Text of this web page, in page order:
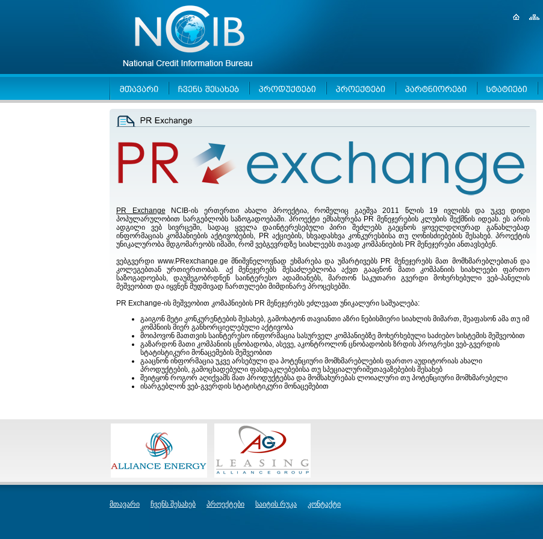
PR Exchange NCIB-ის ერთერთი ახალი პროექტია, რომელიც გაეშვა 2011 წლის 19 ივლისს და უკვე დიდი
პოპულარულობით სარგებლობს საზოგადოებაში. პროექტი ემსახურება PR მენეჯერების კლუბის შექმნის იდეას. ეს არის
ადგილი ვებ სივრცეში, სადაც ყველა დაინტერესებული პირი შეძლებს გაეცნოს ყოველდღიურად განახლებად
ინფორმაციას კომპანიების აქტივობების, PR აქციების, სხვადასხვა კონკურესბისა თუ ღონისძიებების შესახებ. პროექტის
უნიკალურობა მდგომარეობს იმაში, რომ ვებგევრდზე სიახლეებს თავად კომპანიების PR მენეჯერები ანთავსებენ.
ვებგვერდი www.PRexchange.ge მნიშვნელოვნად ეხმარება და უმარტივებს PR მენეჯერებს მათ მომხმარებლებთან და
კოლეგებთან ურთიერთობას. აქ მენეჯერებს შესაძლებლობა აქვთ გააცნონ მათი კომპანიის სიახლეები ფართო
საზოგადოებას, დაუმეგობრდნენ საინტერესო ადამიანებს, მართონ საკუთარი გვერდი მოხერხებული ვებ-პანელის
მეშვეობით და იყვნენ მუდმივად ჩართულები მიმდინარე პროცესებში.
PR Exchange-ის მეშვეობით კომაპნიების PR მენეჯერებს ეძლევათ უნიკალური საშუალება:
გაიგონ მეტი კონკურენტების შესახებ, გამოხატონ თავიანთი აზრი ნებისმიერი სიახლის მიმართ, შეაფასონ ამა თუ იმ
კომპნიის მიერ განხორციელებული აქტივობა
მოიპოვონ მათთვის საინტერესო ინფორმაცია სასურველ კომპანიებზე მოხერხებული საძიებო სისტემის მეშვეობით
გაზარდონ მათი კომპანიის ცნობადობა, ასევე, აკონტროლონ ცნობადობის ზრდის პროგრესი ვებ-გვერდის
სტატისტიკური მონაცემების მეშვეობით
გააცნონ ინფორმაცია უკვე არსებული და პოტენციური მომხმარებლების ფართო აუდიტორიას ახალი
პროდუქტების, გამოცხადებული ფასდაკლებებისა თუ სპეციალურიშეთავაზებების შესახებ
შეიტყონ როგორ აღიქვამს მათ პროდუქტებსა და მომსახურებას ლოიალური თუ პოტენციური მომხმარებელი
ისარგებლონ ვებ-გვერდის სტატისტიკური მონაცემებით
მთავარი ჩვენს შესახებ პროექტები საიტის რუკა კონტაქტი